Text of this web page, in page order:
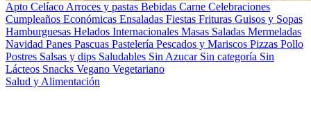
Apto Celíaco Arroces y pastas Bebidas Carne Celebraciones
Cumpleaños Económicas Ensaladas Fiestas Frituras Guisos y Sopas
Hamburguesas Helados Internacionales Masas Saladas Mermeladas
Navidad Panes Pascuas Pastelería Pescados y Mariscos Pizzas Pollo
Postres Salsas y dips Saludables Sin Azucar Sin categoría Sin
Lácteos Snacks Vegano Vegetariano
Salud y Alimentación